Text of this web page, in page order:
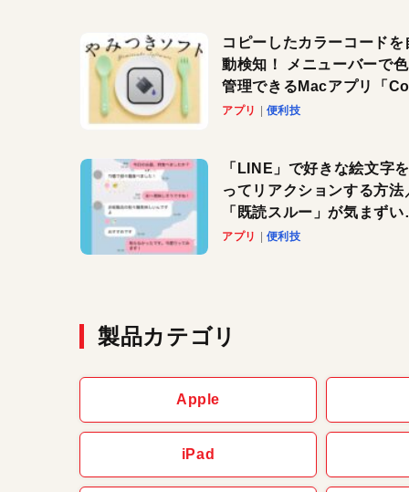
コピーしたカラーコードを
動検知！ メニューバーで
管理できるMacアプリ「
Copy Bucket」
アプリ 便利技
「LINE」で好きな絵文字
ってリアクションする方法
「既読スルー」が気まずい
きに便利です！
アプリ 便利技
製品カテゴリ
Apple
iPad